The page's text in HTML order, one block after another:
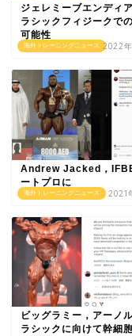
海外トレーニングニュース
ジェレミーブエンディ
ラシックフィジークで
可能性
2022
海外トレーニングニュース
Andrew Jacked，
ートプロに
2021
ビッグラミー，アーノ
ラシックに向けて幹細